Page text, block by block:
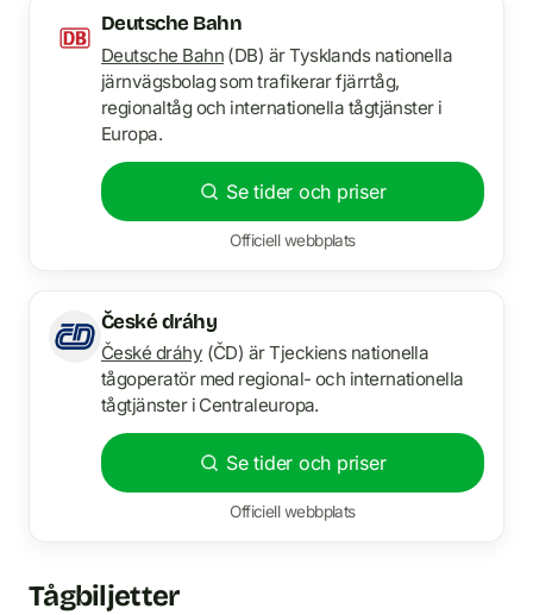
Deutsche Bahn
Deutsche Bahn(DB) är Tysklands nationella
järnvägsbolag som trafikerar fjärrtåg,
regionaltåg och internationella tågtjänster i
Europa.
Se tider och priser
Officiell webbplats
České dráhy
České dráhy (ČD) är Tjeckiens nationella
tågoperatör med regional- och internationella
tågtjänster i Centraleuropa.
Se tider och priser
Officiell webbplats
Tågbiljetter